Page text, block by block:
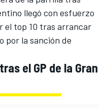
llegó con esfuerzo
el top 10 tras arrancar
por la sanción de
el GP de la Gran